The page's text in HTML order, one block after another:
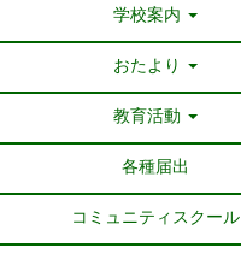
学校案内
おたより
教育活動
各種届出
コミュニティスクール